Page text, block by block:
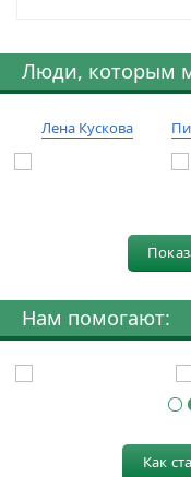
Люди, которым
Лена Кускова
Нам помогают:
Как